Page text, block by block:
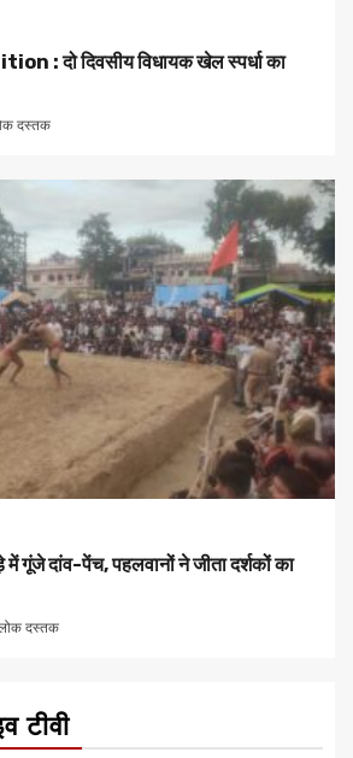
: दो दिवसीय विधायक खेल स्पर्धा का
दस्तक
दांव-पेंच, पहलवानों ने जीता दर्शकों का
दस्तक
टीवी